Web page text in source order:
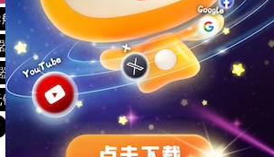
软件中心 雷霆加速
狂飙加速器
黑洞官方加速器
2023免费加速神器
雷霆加速免费永久
橘子加速器
链加速器 CC加速器
大象加速器
黑洞加速官网
白鲸加速器